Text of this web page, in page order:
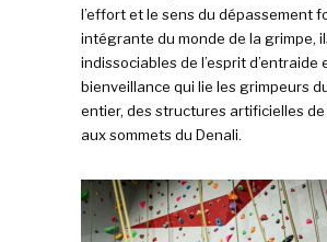
l’effort et le sens du dépassement
intégrante du monde de la grimpe,
indissociables de l’esprit d’entraide
bienveillance qui lie les grimpeurs
entier, des structures artificielles de
aux sommets du Denali.